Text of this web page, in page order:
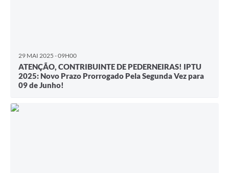
29 MAI 2025 - 09H00
ATENÇÃO, CONTRIBUINTE DE PEDERNEIRAS! IPTU
2025: Novo Prazo Prorrogado Pela Segunda Vez para
09 de Junho!